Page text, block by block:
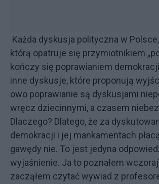
Każda dyskusja polityczna w
którą opatruje się przymiotnikiem
kończy się poprawianiem
inne dyskusje, które proponują
owo poprawianie są dyskusjami
wręcz dziecinnymi, a czasem
Dlaczego? Dlatego, że za
demokracji i jej mankamentach
gawędy nie. To jest jedyna
wyjaśnienie. Ja to poznałem
zacząłem czytać wywiad z